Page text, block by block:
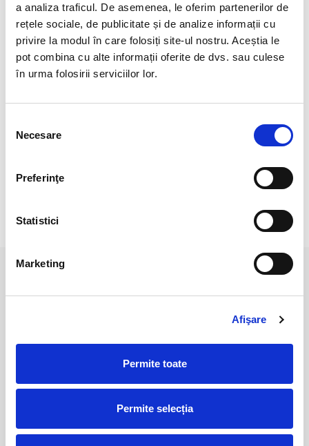
a analiza traficul. De asemenea, le oferim partenerilor de
rețele sociale, de publicitate și de analize informații cu
privire la modul în care folosiți site-ul nostru. Aceștia le
pot combina cu alte informații oferite de dvs. sau culese
în urma folosirii serviciilor lor.
consimțământului
Necesare
Preferinţe
Statistici
Marketing
Afişare
Permite toate
Permite selecția
Calcedonia este o piatra plina de afectiune, care
promoveaza fratia si bunavointa, amplificand stabilitatea
cuplurilor.
Absoarbe energia negativa si o disipa, purificand astfel
Calcedonia albastra este o piatra a creativitatii. Deschide
RECENZII CLIENTI